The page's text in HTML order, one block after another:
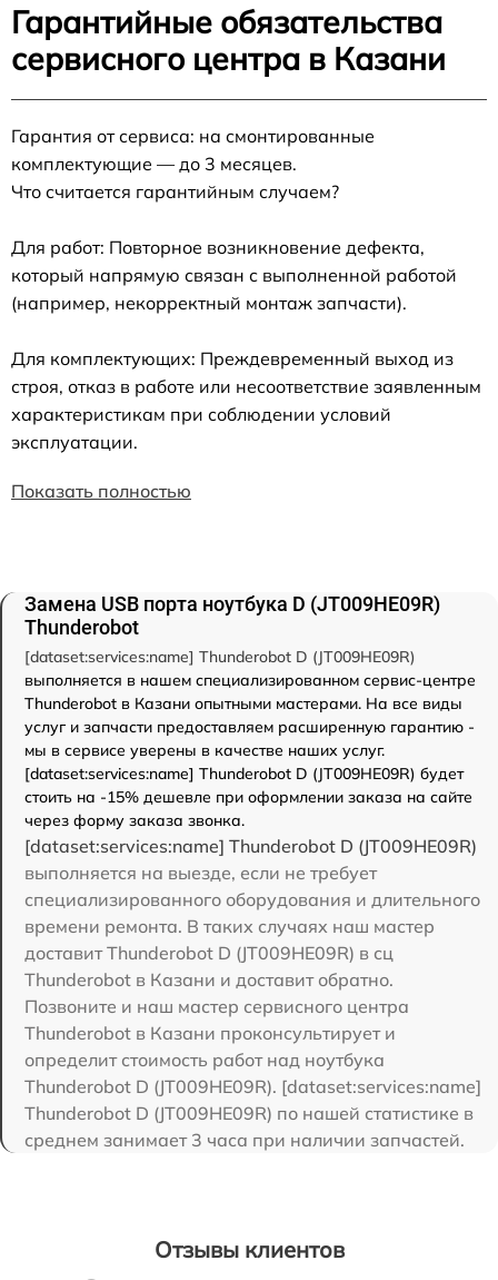
Гарантийные обязательства
сервисного центра в Казани
Гарантия от сервиса: на смонтированные
комплектующие — до 3 месяцев.
Что считается гарантийным случаем?
Для работ: Повторное возникновение дефекта,
который напрямую связан с выполненной работой
(например, некорректный монтаж запчасти).
Для комплектующих: Преждевременный выход из
строя, отказ в работе или несоответствие заявленным
характеристикам при соблюдении условий
эксплуатации.
Показать полностью
Замена USB порта ноутбука D (JT009HE09R)
Thunderobot
[dataset:services:name] Thunderobot D (JT009HE09R)
выполняется в нашем специализированном сервис-центре
Thunderobot в Казани опытными мастерами. На все виды
услуг и запчасти предоставляем расширенную гарантию -
мы в сервисе уверены в качестве наших услуг.
[dataset:services:name] Thunderobot D (JT009HE09R) будет
стоить на -15% дешевле при оформлении заказа на сайте
через форму заказа звонка.
[dataset:services:name] Thunderobot D (JT009HE09R)
выполняется на выезде, если не требует
специализированного оборудования и длительного
времени ремонта. В таких случаях наш мастер
доставит Thunderobot D (JT009HE09R) в сц
Thunderobot в Казани и доставит обратно.
Позвоните и наш мастер сервисного центра
Thunderobot в Казани проконсультирует и
определит стоимость работ над ноутбука
Thunderobot D (JT009HE09R). [dataset:services:name]
Thunderobot D (JT009HE09R) по нашей статистике в
среднем занимает 3 часа при наличии запчастей.
Отзывы клиентов